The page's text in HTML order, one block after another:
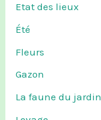
Etat des lieux
Été
Fleurs
Gazon
La faune du jardin